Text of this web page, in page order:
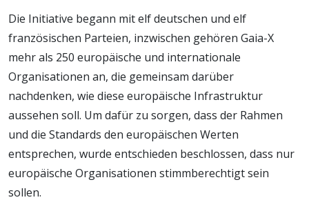
Die Initiative begann mit elf deutschen und elf
französischen Parteien, inzwischen gehören Gaia-X
mehr als 250 europäische und internationale
Organisationen an, die gemeinsam darüber
nachdenken, wie diese europäische Infrastruktur
aussehen soll. Um dafür zu sorgen, dass der Rahmen
und die Standards den europäischen Werten
entsprechen, wurde entschieden beschlossen, dass nur
europäische Organisationen stimmberechtigt sein
sollen.